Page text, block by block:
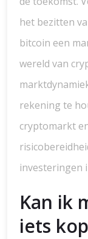
het bezitten
bitcoin een
wereld van
rekening te
cryptomarkt
investeringen
Kan ik
iets